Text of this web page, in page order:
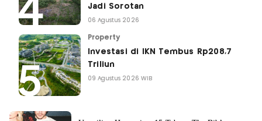
Jadi Sorotan
06 Agustus 2026
Property
Investasi di IKN Tembus Rp208,7
Triliun
09 Agustus 2026 WIB